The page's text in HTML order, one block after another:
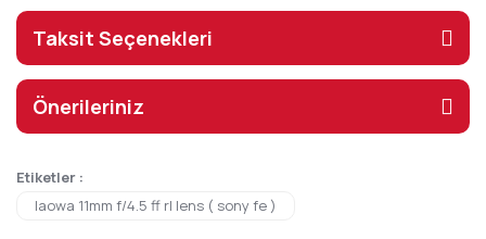
Taksit Seçenekleri
Önerileriniz
Etiketler :
laowa 11mm f/4.5 ff rl lens ( sony fe )